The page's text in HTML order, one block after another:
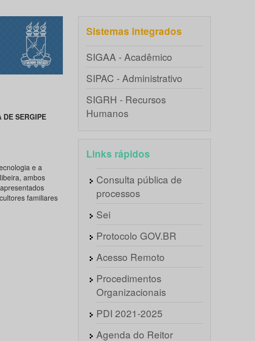
SERGIPE
e a
ambos
familiares
Sistemas integrados
SIGAA - Acadêmico
SIPAC - Administrativo
SIGRH - Recursos
Humanos
Links rápidos
Consulta pública de
processos
Sei
Protocolo GOV.BR
Acesso Remoto
Procedimentos
Organizacionais
PDI 2021-2025
Agenda do Reitor